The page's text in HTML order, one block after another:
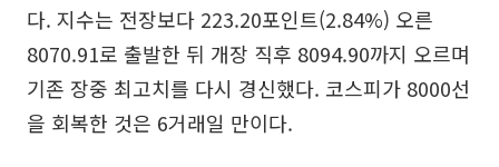
다. 지수는 전장보다 223.20포인트(2.84%) 오른
8070.91로 출발한 뒤 개장 직후 8094.90까지 오르며
기존 장중 최고치를 다시 경신했다. 코스피가 8000선
을 회복한 것은 6거래일 만이다.